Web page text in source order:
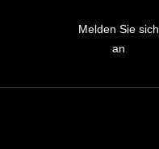
Melden Sie sich
an